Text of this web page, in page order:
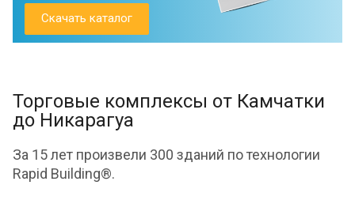
Скачать каталог
Торговые комплексы от Камчатки
до Никарагуа
За 15 лет произвели 300 зданий по технологии
Rapid Building®.